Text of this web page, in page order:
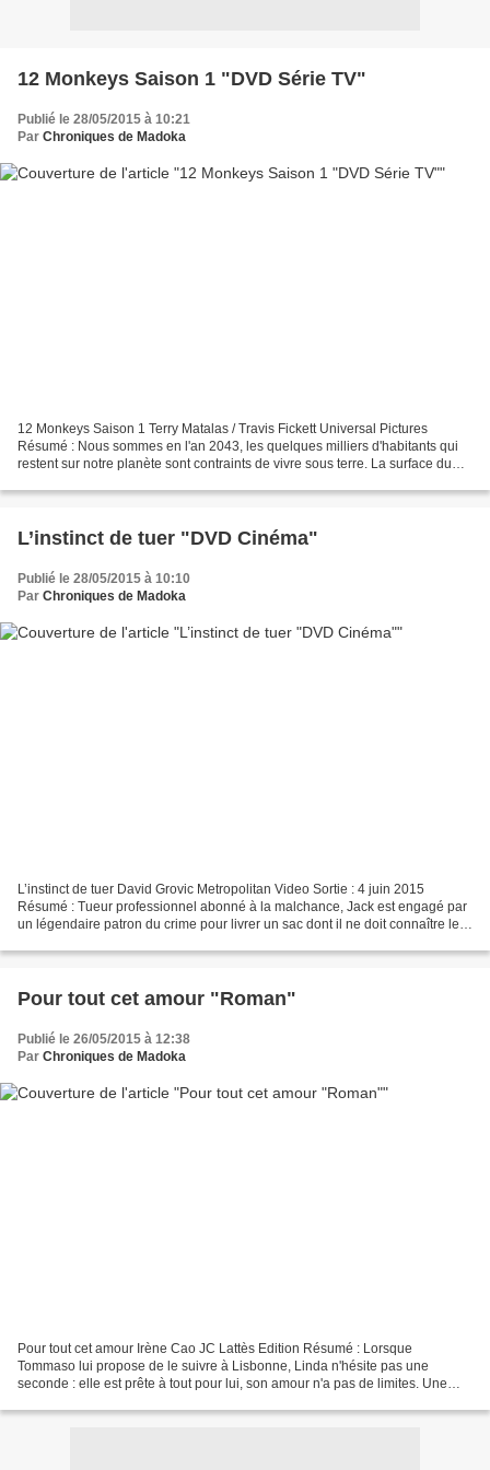
12 Monkeys Saison 1 "DVD Série TV"
Publié le 28/05/2015 à 10:21
Par Chroniques de Madoka
12 Monkeys Saison 1 Terry Matalas / Travis Fickett Universal Pictures
Résumé : Nous sommes en l'an 2043, les quelques milliers d'habitants qui
restent sur notre planète sont contraints de vivre sous terre. La surface du
L’instinct de tuer "DVD Cinéma"
Publié le 28/05/2015 à 10:10
Par Chroniques de Madoka
L’instinct de tuer David Grovic Metropolitan Video Sortie : 4 juin 2015
Résumé : Tueur professionnel abonné à la malchance, Jack est engagé par
un légendaire patron du crime pour livrer un sac dont il ne doit connaître le
Pour tout cet amour "Roman"
Publié le 26/05/2015 à 12:38
Par Chroniques de Madoka
Pour tout cet amour Irène Cao JC Lattès Edition Résumé : Lorsque
Tommaso lui propose de le suivre à Lisbonne, Linda n'hésite pas une
seconde : elle est prête à tout pour lui, son amour n'a pas de limites. Une